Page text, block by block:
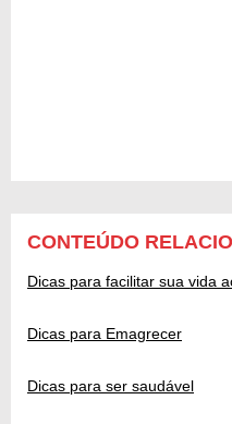
CONTEÚDO
Dicas para facilitar sua vida
Dicas para Emagrecer
Dicas para ser saudável